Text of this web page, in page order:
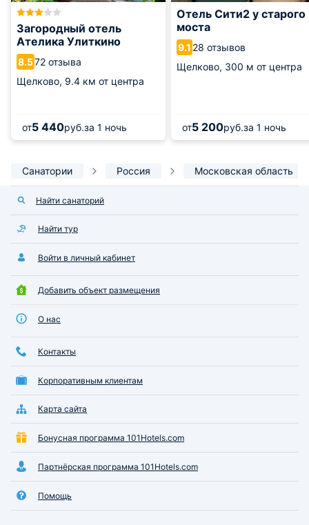
Загородный отель
Ателика Улиткино
8.572 отзыва
Щелково, 9.4 км от центра
от5 440руб.за 1 ночь
Отель Сити2 у старого
моста
9.1 28 отзывов
Щелково, 300 м от центра
от5 200руб.за 1 ночь
Санатории Россия Московская область
Найти санаторий
Найти тур
Войти в личный кабинет
Добавить объект размещения
О нас
Контакты
Корпоративным клиентам
Карта сайта
Бонусная программа 101Hotels.com
Партнёрская программа 101Hotels.com
Помощь